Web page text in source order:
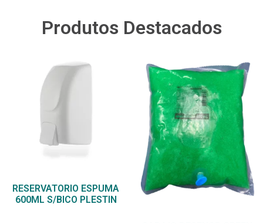
Produtos Destacados
RESERVATORIO ESPUMA
600ML S/BICO PLESTIN